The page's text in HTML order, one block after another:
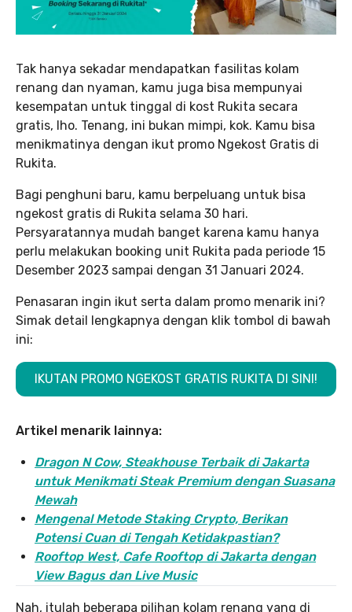
Tak hanya sekadar mendapatkan fasilitas kolam
renang dan nyaman, kamu juga bisa mempunyai
kesempatan untuk tinggal di kost Rukita secara
gratis, lho. Tenang, ini bukan mimpi, kok. Kamu bisa
menikmatinya dengan ikut promo Ngekost Gratis di
Rukita.
Bagi penghuni baru, kamu berpeluang untuk bisa
ngekost gratis di Rukita selama 30 hari.
Persyaratannya mudah banget karena kamu hanya
perlu melakukan booking unit Rukita pada periode 15
Desember 2023 sampai dengan 31 Januari 2024.
Penasaran ingin ikut serta dalam promo menarik ini?
Simak detail lengkapnya dengan klik tombol di bawah
ini:
IKUTAN PROMO NGEKOST GRATIS RUKITA DI SINI!
Artikel menarik lainnya:
Dragon N Cow, Steakhouse Terbaik di Jakarta
untuk Menikmati Steak Premium dengan Suasana
Mewah
Mengenal Metode Staking Crypto, Berikan
Potensi Cuan di Tengah Ketidakpastian?
Rooftop West, Cafe Rooftop di Jakarta dengan
View Bagus dan Live Music
Nah, itulah beberapa pilihan kolam renang yang di